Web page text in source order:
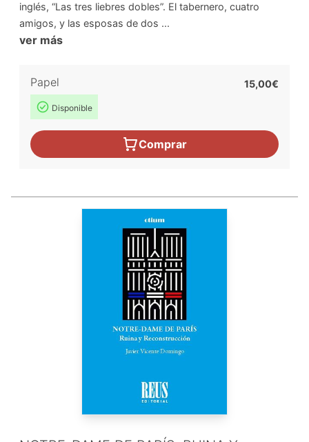
inglés, “Las tres liebres dobles”. El tabernero, cuatro
amigos, y las esposas de dos ...
ver más
Papel
Disponible
15,00€
Comprar